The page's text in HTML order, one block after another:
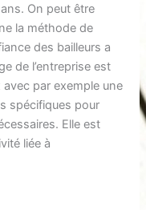
On peut être
la méthode de
des bailleurs a
de l’entreprise est
par exemple une
spécifiques pour
Elle est
liée à